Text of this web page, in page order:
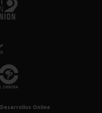
Desarrollos Online